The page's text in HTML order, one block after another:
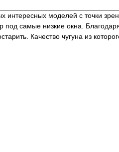
интересных моделей с точки
самые низкие окна.
Качество чугуна из